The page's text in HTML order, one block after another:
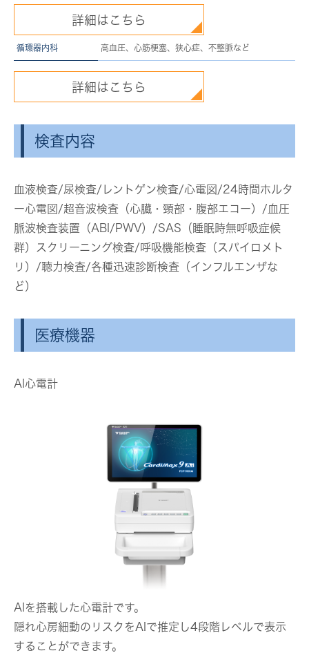
詳細はこちら
循環器内科 高血圧、心筋梗塞、狭心症、不整脈など
詳細はこちら
検査内容
血液検査/尿検査/レントゲン検査/心電図/24時間ホルタ
ー心電図/超音波検査（心臓・頸部・腹部エコー）/血圧
脈波検査装置（ABI/PWV）/SAS（睡眠時無呼吸症候
群）スクリーニング検査/呼吸機能検査（スパイロメト
リ）/聴力検査/各種迅速診断検査（インフルエンザな
ど）
医療機器
AI心電計
AIを搭載した心電計です。
隠れ心房細動のリスクをAIで推定し4段階レベルで表示
することができます。